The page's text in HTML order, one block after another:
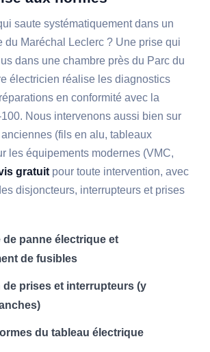
saute systématiquement dans un
du Maréchal Leclerc ? Une prise qui
dans une chambre près du Parc du
électricien réalise les diagnostics
en conformité avec la
Nous intervenons aussi bien sur
(fils en alu, tableaux
les équipements modernes (VMC,
gratuitpour toute intervention, avec
disjoncteurs, interrupteurs et prises
de panne électrique et
de fusibles
de prises et interrupteurs (y
du tableau électrique